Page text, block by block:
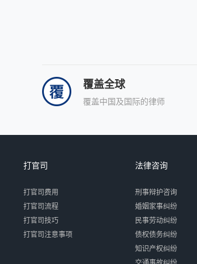
覆盖全球
覆盖中国及国际的律师
打官司
打官司费用
打官司流程
打官司技巧
打官司注意事项
法律咨询
刑事辩护咨询
婚姻家事纠纷
民事劳动纠纷
债权债务纠纷
知识产权纠纷